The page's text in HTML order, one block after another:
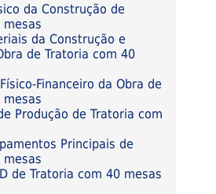
da Construção de
da Construção e
de Tratoria com 40
Financeiro da Obra de
Produção de Tratoria com
Principais de
de Tratoria com 40 mesas